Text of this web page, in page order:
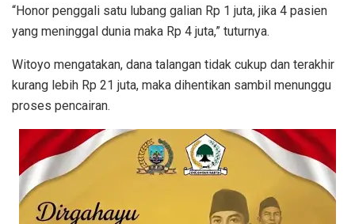
“Honor penggali satu lubang galian Rp 1 juta, jika 4 pasien
yang meninggal dunia maka Rp 4 juta,” tuturnya.
Witoyo mengatakan, dana talangan tidak cukup dan terakhir
kurang lebih Rp 21 juta, maka dihentikan sambil menunggu
proses pencairan.